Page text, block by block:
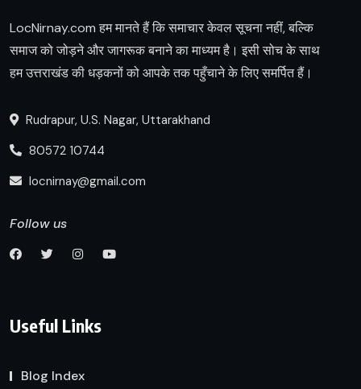
LocNirnay.com हम मानते हैं कि समाचार केवल सूचना नहीं, बल्कि
समाज को जोड़ने और जागरूक बनाने का माध्यम है। इसी सोच के साथ
हम उत्तराखंड की धड़कनों को आपके तक पहुँचाने के लिए समर्पित हैं।
Rudrapur, U.S. Nagar, Uttarakhand
80572 10744
locnirnay@gmail.com
Follow us
Useful Links
Blog Index